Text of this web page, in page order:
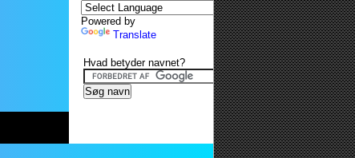
Powered by
Translate
Hvad betyder navnet?